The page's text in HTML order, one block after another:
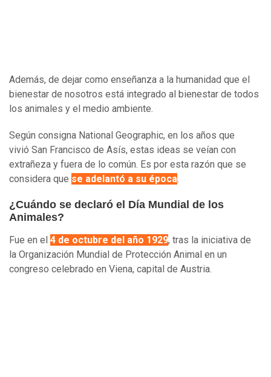
Además, de dejar como enseñanza a la humanidad que el
bienestar de nosotros está integrado al bienestar de todos
los animales y el medio ambiente.
Según consigna National Geographic, en los años que
vivió San Francisco de Asís, estas ideas se veían con
extrañeza y fuera de lo común. Es por esta razón que se
considera que se adelantó a su época.
¿Cuándo se declaró el Día Mundial de los
Animales?
Fue en el 4 de octubre del año 1929, tras la iniciativa de
la Organización Mundial de Protección Animal en un
congreso celebrado en Viena, capital de Austria.